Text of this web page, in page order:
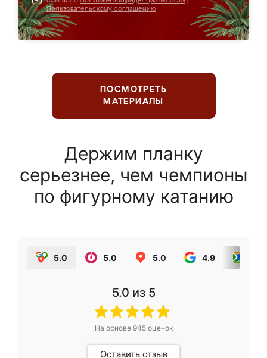
Пользовательскому соглашению
ПОСМОТРЕТЬ
МАТЕРИАЛЫ
Держим планку
серьезнее, чем чемпионы
по фигурному катанию
5.0 5.0 5.0 4.9
5.0 из 5
На основе 945оценок
Оставить отзыв